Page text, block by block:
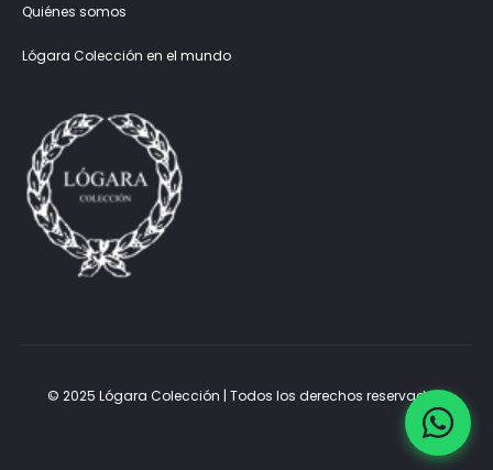
Quiénes somos
Lógara Colección en el mundo
© 2025 Lógara Colección | Todos los derechos reservados.